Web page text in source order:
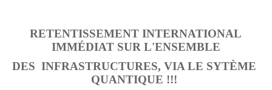
RETENTISSEMENT INTERNATIONAL
IMMÉDIAT SUR L'ENSEMBLE
DES INFRASTRUCTURES, VIA LE SYTÈME
QUANTIQUE !!!